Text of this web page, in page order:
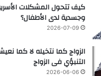
كيف تتحول المشكلات
وجسدية لدى الأطفال؟
2026-07-09
الزواج كما نتخيله لا كما
التنبؤي فى الزواج
2026-06-06